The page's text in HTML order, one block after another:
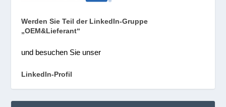
Werden Sie Teil der LinkedIn-Gruppe
„OEM&Lieferant“
und besuchen Sie unser
LinkedIn-Profil